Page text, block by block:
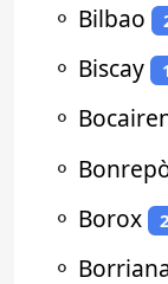
⚬ Bilbao
⚬ Biscay
⚬
⚬
⚬ Borox 2
⚬